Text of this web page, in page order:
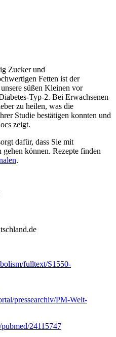
Zucker und
Fetten ist der
süßen Kleinen vor
Typ-2. Bei Erwachsenen
zu heilen, was die
Studie bestätigen konnten und
zeigt.
dafür, dass Sie mit
können. Rezepte finden
.
fulltext/S1550-
pressearchiv/PM-Welt-
24115747